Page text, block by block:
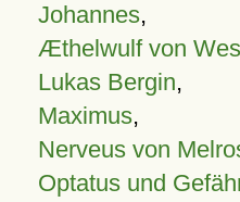
Johannes,
Æthelwulf von
Lukas Bergin,
Maximus,
Nerveus von
Optatus und